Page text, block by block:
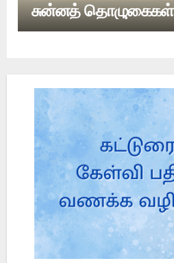
சுன்னத் தொழுகைகள்